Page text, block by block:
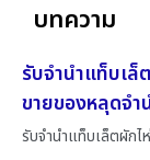
บทความ
รับจำนำแท็บเ
ขายของหลุดจ
รับจำนำแท็บเล็ตผักไ